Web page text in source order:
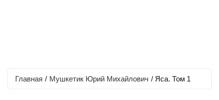
Главная / Мушкетик Юрий Михайлович / Яса. Том 1